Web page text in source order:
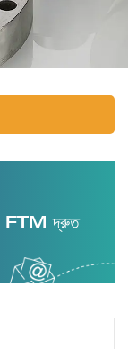
FTM দ্রুত